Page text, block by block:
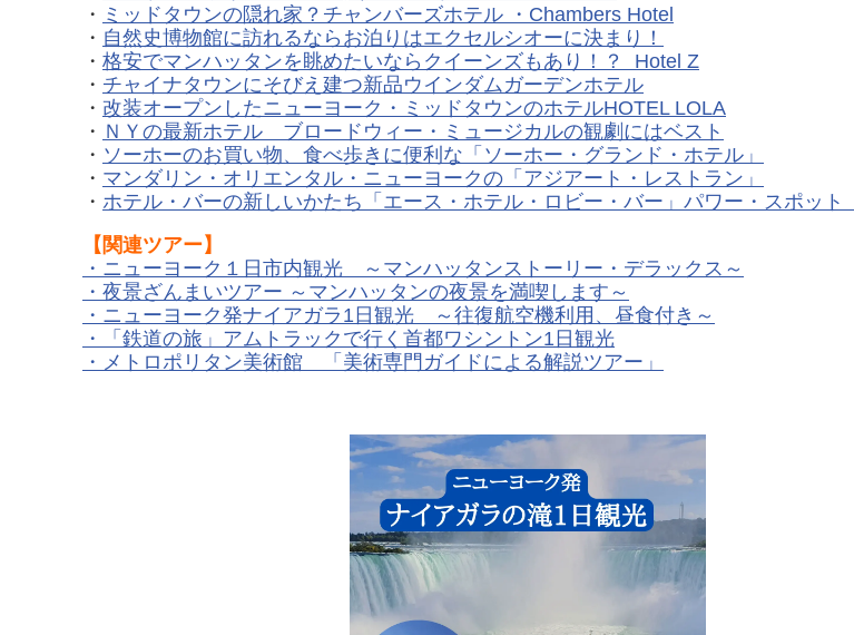
・ ミッドタウンの隠れ家？チャンバーズホテル ・Chambers Hotel
・ 自然史博物館に訪れるならお泊りはエクセルシオーに決まり！
・ 格安でマンハッタンを眺めたいならクイーンズもあり！？ Hotel Z
・ チャイナタウンにそびえ建つ新品ウインダムガーデンホテル
・ 改装オープンしたニューヨーク・ミッドタウンのホテルHOTEL LOLA
・ ＮＹの最新ホテル ブロードウィー・ミュージカルの観劇にはベスト
・ ソーホーのお買い物、食べ歩きに便利な「ソーホー・グランド・ホテル」
・ マンダリン・オリエンタル・ニューヨークの「アジアート・レストラン」
・ ホテル・バーの新しいかたち「エース・ホテル・ロビー・バー」パワー・スポット
【関連ツアー】
・ ニューヨーク１日市内観光 ～マンハッタンストーリー・デラックス～
・ 夜景ざんまいツアー ～マンハッタンの夜景を満喫します～
・ ニューヨーク発ナイアガラ1日観光 ～往復航空機利用、昼食付き～
・
「鉄道の旅」アムトラックで行く首都ワシントン1日観光
・ メトロポリタン美術館 「美術専門ガイドによる解説ツアー」